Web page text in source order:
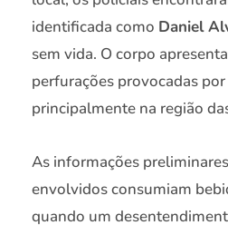
identificada como Daniel
sem vida. O corpo
perfurações provocadas
principalmente na região
As informações
envolvidos consumiam
quando um